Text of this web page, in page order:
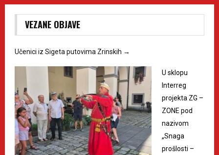
VEZANE OBJAVE
Učenici iz Sigeta putovima Zrinskih →
U sklopu
Interreg
projekta ZG –
ZONE pod
nazivom
„Snaga
prošlosti –